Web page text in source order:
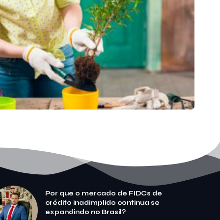
Por que o mercado de FIDCs de
crédito inadimplido continua se
expandindo no Brasil?